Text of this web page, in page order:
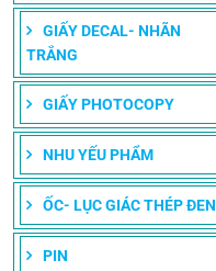
GIẤY DECAL- NHÃN
TRẮNG
GIẤY PHOTOCOPY
NHU YẾU PHẨM
ỐC- LỤC GIÁC THÉP ĐEN
PIN